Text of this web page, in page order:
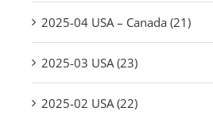
2025-04 USA – Canada (21)
2025-03 USA (23)
2025-02 USA (22)